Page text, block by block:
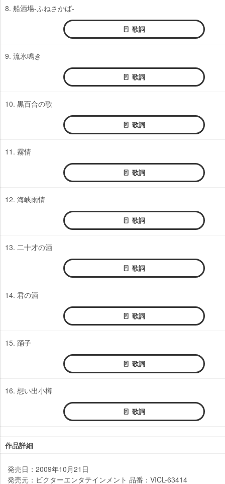
8. 船酒場-ふねさかば-
歌詞
9. 流氷鳴き
歌詞
10. 黒百合の歌
歌詞
11. 霧情
歌詞
12. 海峡雨情
歌詞
13. 二十才の酒
歌詞
14. 君の酒
歌詞
15. 踊子
歌詞
16. 想い出小樽
歌詞
作品詳細
発売日：2009年10月21日
発売元：ビクターエンタテインメント 品番：VICL-63414